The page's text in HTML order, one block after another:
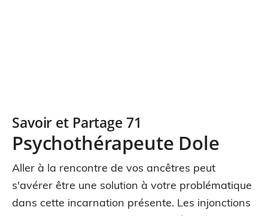
Savoir et Partage 71
Psychothérapeute Dole
Aller à la rencontre de vos ancêtres peut
s'avérer être une solution à votre problématique
dans cette incarnation présente. Les injonctions